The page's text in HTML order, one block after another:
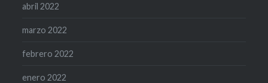
abril 2022
marzo 2022
febrero 2022
enero 2022